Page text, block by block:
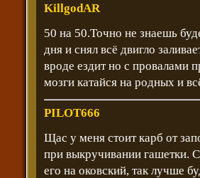
KillgodAR
50 на 50.Точно не знаешь
дня и снял всё двигло
вроде ездит но с провалами
мозги катайся на родных и
PILOT666
Щас у меня стоит карб от
при выкручивании гашетки.
его на оковский, так лучше